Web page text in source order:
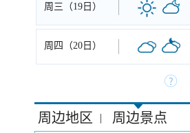
周三（19日）
周四（20日）
周边地区 | 周边景点